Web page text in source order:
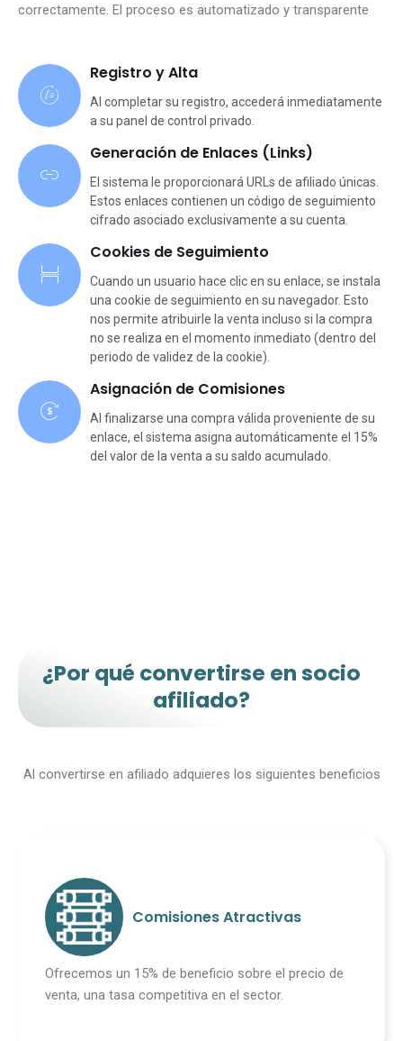
correctamente. El proceso es automatizado y transparente
Registro y Alta
Al completar su registro, accederá inmediatamente
a su panel de control privado.
Generación de Enlaces (Links)
El sistema le proporcionará URLs de afiliado únicas.
Estos enlaces contienen un código de seguimiento
cifrado asociado exclusivamente a su cuenta.
Cookies de Seguimiento
Cuando un usuario hace clic en su enlace, se instala
una cookie de seguimiento en su navegador. Esto
nos permite atribuirle la venta incluso si la compra
no se realiza en el momento inmediato (dentro del
periodo de validez de la cookie).
Asignación de Comisiones
Al finalizarse una compra válida proveniente de su
enlace, el sistema asigna automáticamente el 15%
del valor de la venta a su saldo acumulado.
¿Por qué convertirse en socio
afiliado?
Al convertirse en afiliado adquieres los siguientes beneficios
Comisiones Atractivas
Ofrecemos un 15% de beneficio sobre el precio de
venta, una tasa competitiva en el sector.